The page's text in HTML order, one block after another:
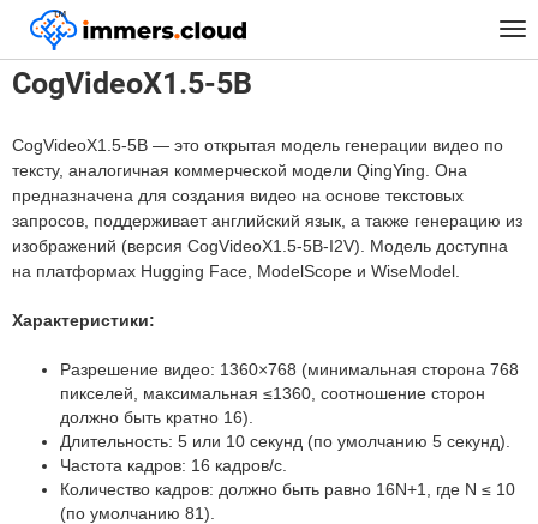
™
Главная Модели CogVideoX1.5-5B
CogVideoX1.5-5B
CogVideoX1.5-5B — это открытая модель генерации видео по
тексту, аналогичная коммерческой модели QingYing. Она
предназначена для создания видео на основе текстовых
запросов, поддерживает английский язык, а также генерацию из
изображений (версия CogVideoX1.5-5B-I2V). Модель доступна
на платформах Hugging Face, ModelScope и WiseModel.
Характеристики:
Разрешение видео: 1360×768 (минимальная сторона 768
пикселей, максимальная ≤1360, соотношение сторон
должно быть кратно 16).
Длительность: 5 или 10 секунд (по умолчанию 5 секунд).
Частота кадров: 16 кадров/с.
Количество кадров: должно быть равно 16N+1, где N ≤ 10
(по умолчанию 81).